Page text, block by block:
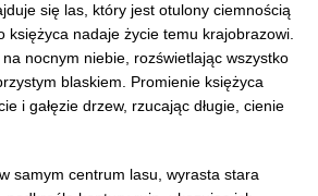
się las, który jest otulony ciemnością
księżyca nadaje życie temu krajobrazowi.
na nocnym niebie, rozświetlając wszystko
blaskiem. Promienie księżyca
i gałęzie drzew, rzucając długie, cienie
samym centrum lasu, wyrasta stara